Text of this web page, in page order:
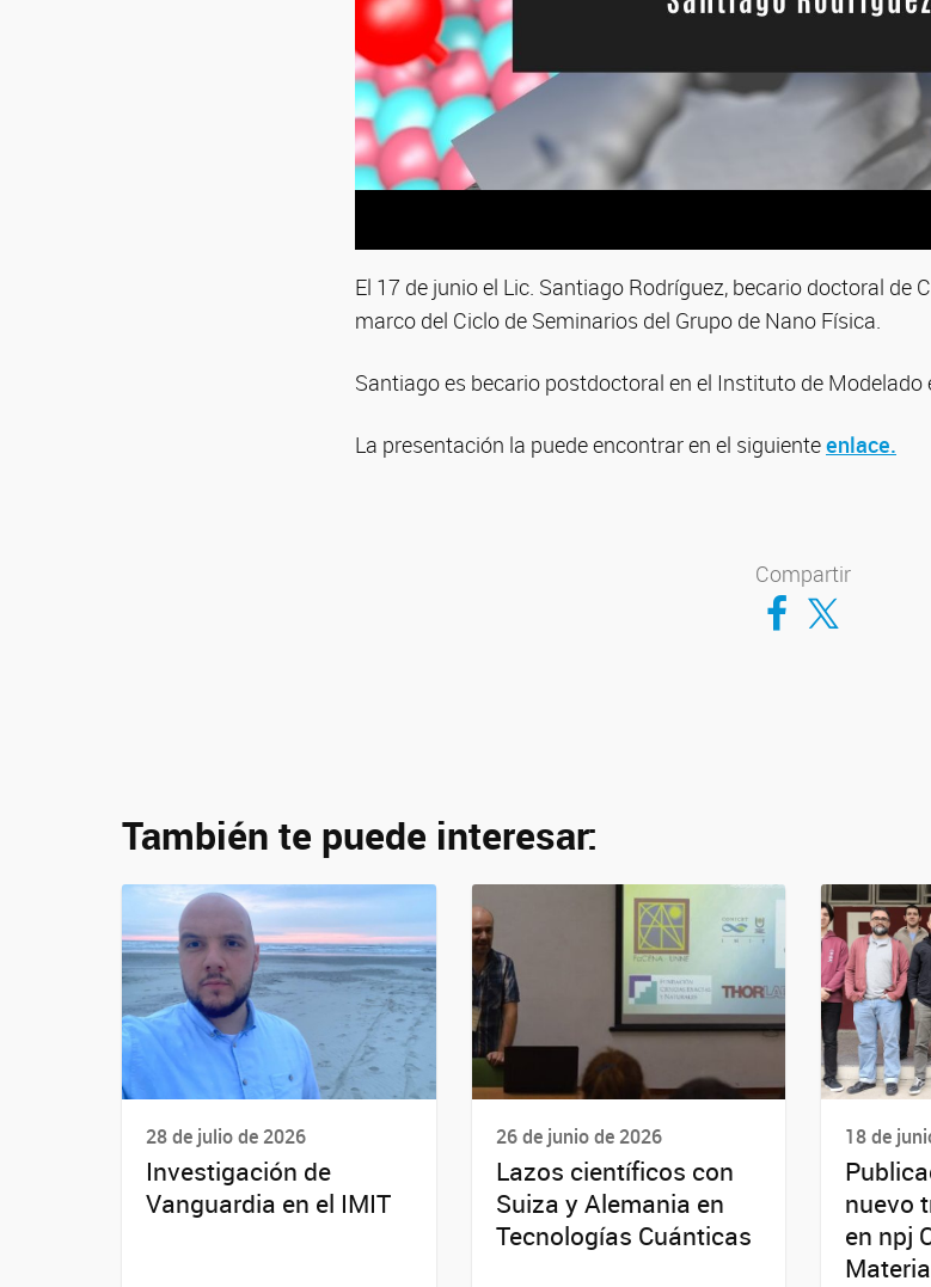
El 17 de junio el Lic. Santiago Rodríguez, becario doctoral de
marco del Ciclo de Seminarios del Grupo de Nano Física.
Santiago es becario postdoctoral en el Instituto de Modelado
La presentación la puede encontrar en el siguienteenlace.
Compartir
Compartir en Facebook
Compartir en Twitter
También te puede interesar:
28 de julio de 2026
Investigación de
Vanguardia en el IMIT
26 de junio de 2026
Lazos científicos con
Suiza y Alemania en
Tecnologías Cuánticas
18 de
nuevo
en npj